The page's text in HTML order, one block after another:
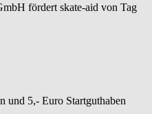
fördert skate-aid von Tag
und 5,- Euro Startguthaben